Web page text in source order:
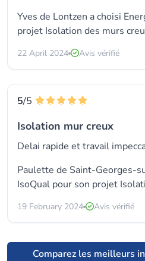
Yves de Lontzen a choisi
projet Isolation des murs
22 April 2024 Avis vérifié
5/5
Isolation mur creux
Delai rapide et travail
Paulette de Saint-Georges-
IsoQual pour son projet
19 February 2024 Avis vérifié
Comparez les meilleurs